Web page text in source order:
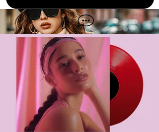
get it